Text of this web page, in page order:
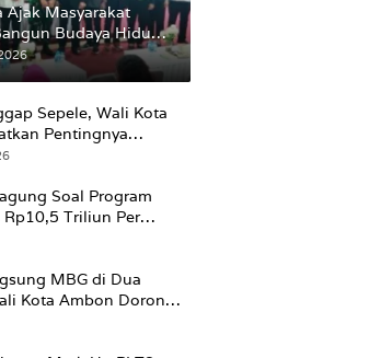
Ajak Masyarakat
Budaya Hidup
Sepele, Wali Kota
Pentingnya
Kesehatan
Soal Program
Rp10,5 Triliun Per
BGN Sudaryono Beri
MBG di Dua
Kota Ambon Dorong
Hingga Wilayah